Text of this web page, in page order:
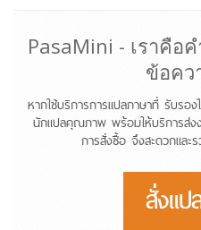
PasaMini - เราคือ
ข้อคว
หากใช้บริการการแปลภาษาที่ รับรอง
นักแปลคุณภาพ พร้อมให้บริการส่ง
การสั่งซื้อ จึงสะดวกและ
สั่งแ